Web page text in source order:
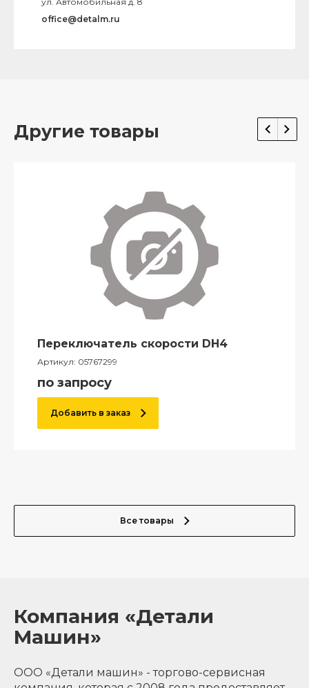
office@detalm.ru
Другие товары
Переключатель скорости DH4
Артикул: 05767299
по запросу
Добавить в заказ
Все товары
Компания «Детали
Машин»
ООО «Детали машин» - торгово-сервисная